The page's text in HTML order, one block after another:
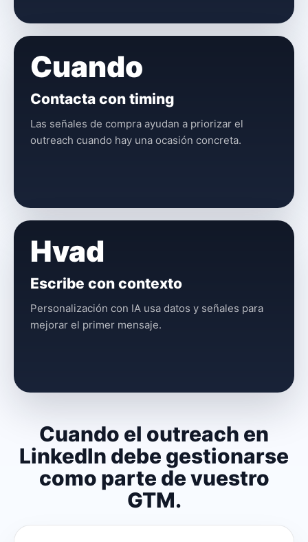
Cuando
Contacta con timing
Las señales de compra ayudan a priorizar el
outreach cuando hay una ocasión concreta.
Hvad
Escribe con contexto
Personalización con IA usa datos y señales para
mejorar el primer mensaje.
Cuando el outreach en
LinkedIn debe gestionarse
como parte de vuestro
GTM.